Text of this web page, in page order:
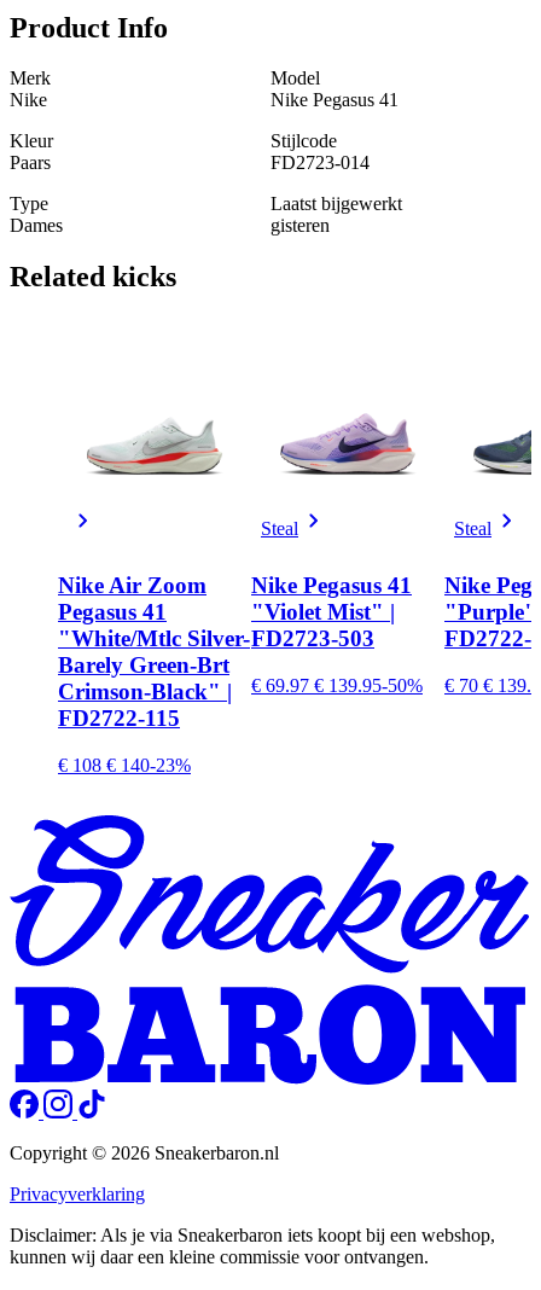
Product Info
Merk
Nike
Model
Nike Pegasus 41
Kleur
Paars
Stijlcode
FD2723-014
Type
Dames
Laatst bijgewerkt
gisteren
Related kicks
Nike Air Zoom
Pegasus 41
"White/Mtlc Silver-
Barely Green-Brt
Crimson-Black" |
FD2722-115
€ 108 € 140-23%
Steal
Nike Pegasus 41
"Violet Mist" |
FD2723-503
€ 69.97 € 139.95-50%
Steal
Nike
"Purple"
FD2722-
€ 70 €
Copyright © 2026 Sneakerbaron.nl
Privacyverklaring
Disclaimer: Als je via Sneakerbaron iets koopt bij een webshop,
kunnen wij daar een kleine commissie voor ontvangen.